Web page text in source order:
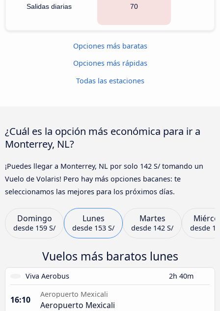
Salidas diarias 70
Opciones más baratas
Opciones más rápidas
Todas las estaciones
¿Cuál es la opción más económica para ir a
Monterrey, NL?
¡Puedes llegar a Monterrey, NL por solo 142 S/ tomando un
Vuelo de Volaris! Pero hay más opciones bacanes: te
seleccionamos las mejores para los próximos días.
Domingo
desde 159 S/
Lunes
desde 153 S/
Martes
desde 142 S/ desde
Vuelos más baratos lunes
Viva Aerobus 2h 40m
16:10
Aeropuerto Mexicali
Aeropuerto Mexicali